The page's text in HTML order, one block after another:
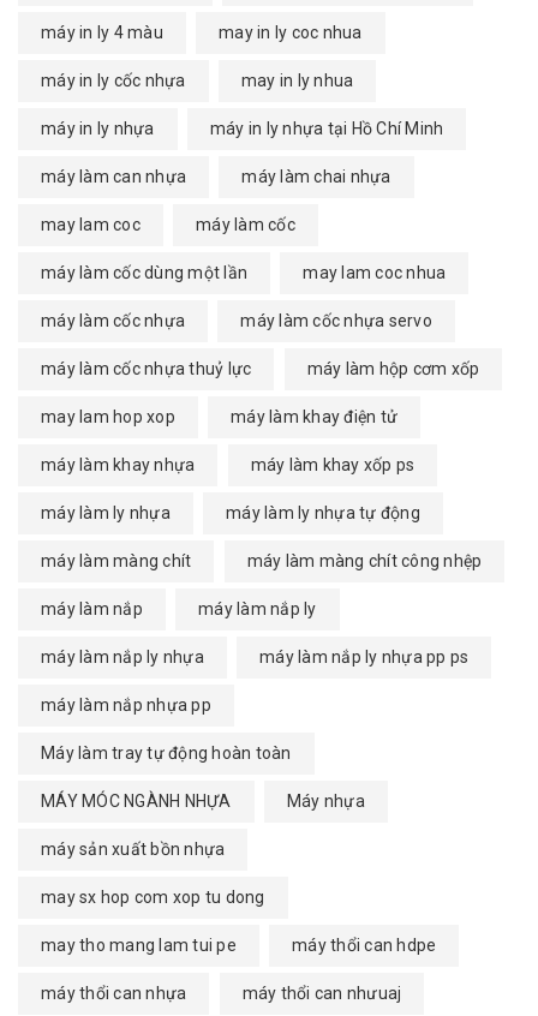
máy in ly 4 màu may in ly coc nhua
máy in ly cốc nhựa may in ly nhua
máy in ly nhựa máy in ly nhựa tại Hồ Chí Minh
máy làm can nhựa máy làm chai nhựa
may lam coc máy làm cốc
máy làm cốc dùng một lần may lam coc nhua
máy làm cốc nhựa máy làm cốc nhựa servo
máy làm cốc nhựa thuỷ lực máy làm hộp cơm xốp
may lam hop xop máy làm khay điện tử
máy làm khay nhựa máy làm khay xốp ps
máy làm ly nhựa máy làm ly nhựa tự động
máy làm màng chít máy làm màng chít công nhệp
máy làm nắp máy làm nắp ly
máy làm nắp ly nhựa máy làm nắp ly nhựa pp ps
máy làm nắp nhựa pp
Máy làm tray tự động hoàn toàn
MÁY MÓC NGÀNH NHỰA Máy nhựa
máy sản xuất bồn nhựa
may sx hop com xop tu dong
may tho mang lam tui pe máy thổi can hdpe
máy thổi can nhựa máy thổi can nhưuaj